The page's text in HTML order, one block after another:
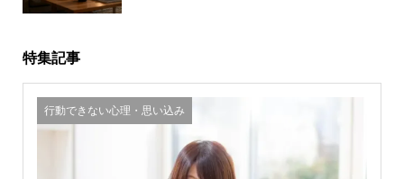
特集記事
行動できない心理・思い込み